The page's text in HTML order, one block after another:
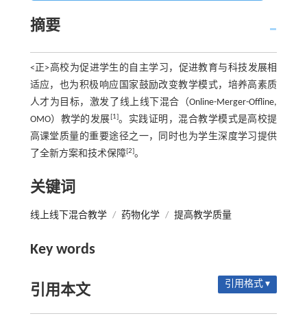
摘要
<正>高校为促进学生的自主学习，促进教育与科技发展相
适应，也为积极响应国家鼓励改变教学模式，培养高素质
人才为目标，激发了线上线下混合（Online-Merger-Offline,
OMO）教学的发展[1]。实践证明，混合教学模式是高校提
高课堂质量的重要途径之一，同时也为学生深度学习提供
了全新方案和技术保障[2]。
关键词
线上线下混合教学 / 药物化学 / 提高教学质量
Key words
引用本文 引用格式 ▾